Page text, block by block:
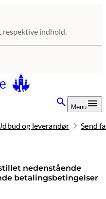
indhold.
Menu
og leverandør Send
nedenstående
betalingsbetingelser